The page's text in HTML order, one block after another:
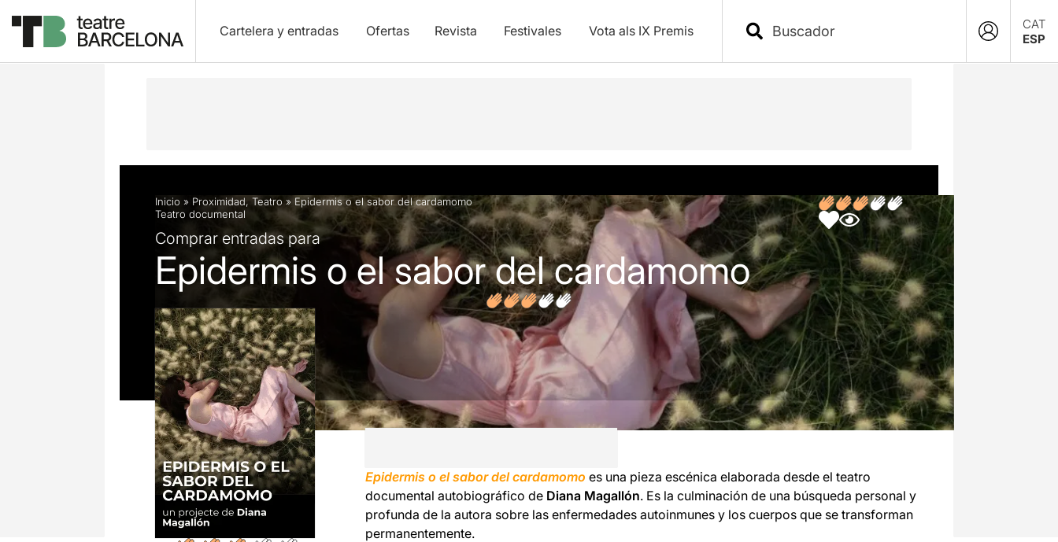
Cartelera y entradas Ofertas Revista Festivales Vota als IX Premis
CAT
ESP
Descripción Ficha artística Opiniones
Inicio » Proximidad, Teatro » Epidermis o el sabor del cardamomo
Teatro documental
Comprar entradas para
Epidermis o el sabor del cardamomo
Epidermis o el sabor del cardamomo es una pieza escénica elaborada desde el teatro
documental autobiográfico de Diana Magallón. Es la culminación de una búsqueda personal y
profunda de la autora sobre las enfermedades autoinmunes y los cuerpos que se transforman
permanentemente.